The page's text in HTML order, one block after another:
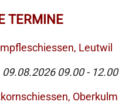
TERMINE
Leutwil
09.08.2026 09.00 - 12.00
Oberkulm